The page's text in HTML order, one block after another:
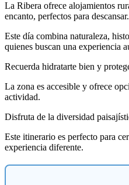
La Ribera ofrece alojamientos
encanto, perfectos para descansar.
Este día combina naturaleza,
quienes buscan una experiencia
Recuerda hidratarte bien y
La zona es accesible y ofrece
actividad.
Disfruta de la diversidad
Este itinerario es perfecto para
experiencia diferente.